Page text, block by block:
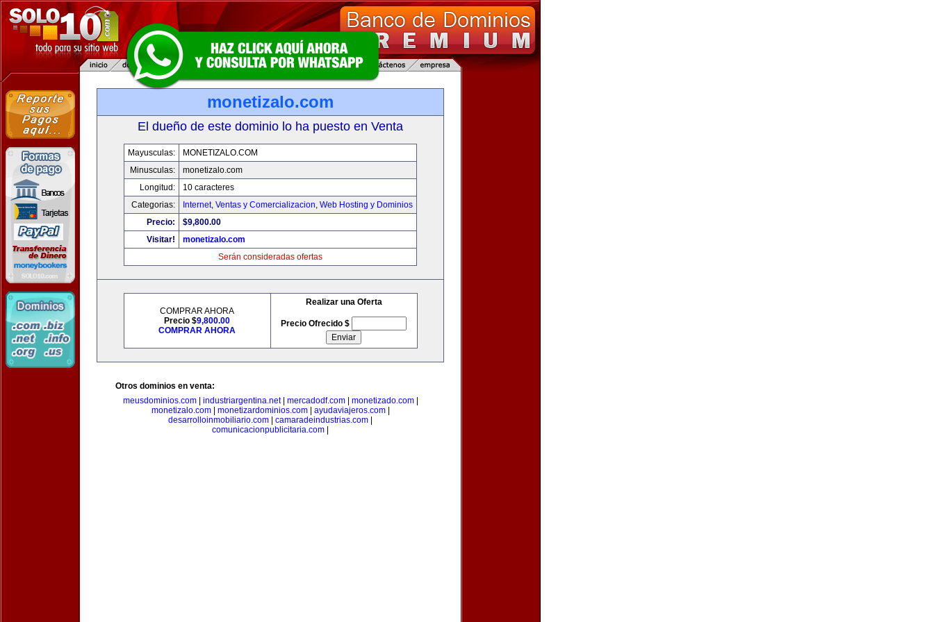
monetizalo.com
El dueño de este dominio lo ha puesto en Venta
Mayusculas:
MONETIZALO.COM
Minusculas:
monetizalo.com
Longitud:
10 caracteres
Categorias:
Internet, Ventas y Comercializacion, Web Hosting y Dominios
Precio:
$9,800.00
Visitar!
monetizalo.com
Serán consideradas ofertas
COMPRAR AHORA
Precio $9,800.00
COMPRAR AHORA
Realizar una Oferta
Precio Ofrecido $
Otros dominios en venta:
meusdominios.com| industriargentina.net| mercadodf.com| monetizado.com|
monetizalo.com| monetizardominios.com| ayudaviajeros.com|
desarrolloinmobiliario.com
camaradeindustrias.com
comunicacionpublicitaria.com